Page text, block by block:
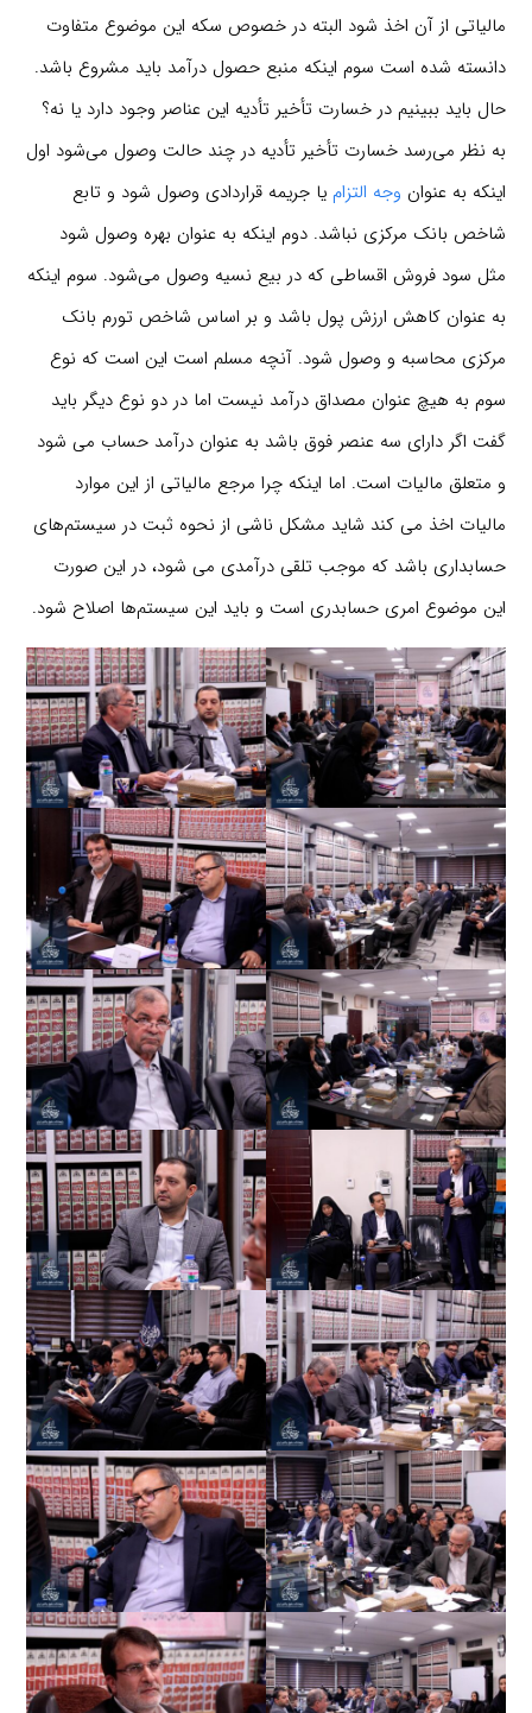
مالیاتی از آن اخذ شود البته در خصوص سکه این موضوع متفاوت
دانسته شده است سوم اینکه منبع حصول درآمد باید مشروع باشد.
حال باید ببینیم در خسارت تأخیر تأدیه این عناصر وجود دارد یا نه؟
به نظر می‌رسد خسارت تأخیر تأدیه در چند حالت وصول می‌شود اول
اینکه به عنوان وجه التزام یا جریمه قراردادی وصول شود و تابع
شاخص بانک مرکزی نباشد. دوم اینکه به عنوان بهره وصول شود
مثل سود فروش اقساطی که در بیع نسیه وصول می‌شود. سوم اینکه
به عنوان کاهش ارزش پول باشد و بر اساس شاخص تورم بانک
مرکزی محاسبه و وصول شود. آنچه مسلم است این است که نوع
سوم به هیچ عنوان مصداق درآمد نیست اما در دو نوع دیگر باید
گفت اگر دارای سه عنصر فوق باشد به عنوان درآمد حساب می شود
و متعلق مالیات است. اما اینکه چرا مرجع مالیاتی از این موارد
مالیات اخذ می کند شاید مشکل ناشی از نحوه ثبت در سیستم‌های
حسابداری باشد که موجب تلقی درآمدی می شود، در این صورت
این موضوع امری حسابدری است و باید این سیستم‌ها اصلاح شود.